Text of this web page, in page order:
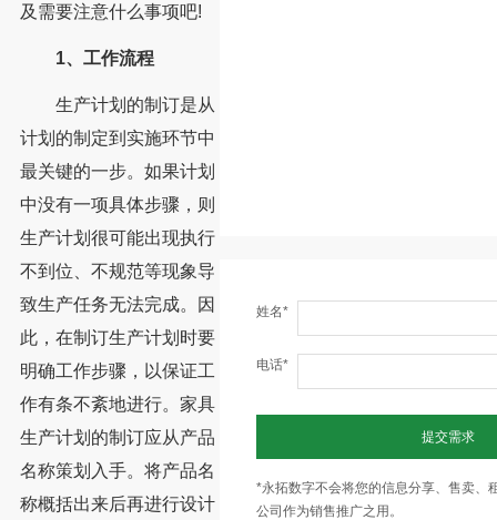
及需要注意什么事项吧!
1、工作流程
生产计划的制订是从
计划的制定到实施环节中
最关键的一步。如果计划
中没有一项具体步骤，则
生产计划很可能出现执行
不到位、不规范等现象导
致生产任务无法完成。因
此，在制订生产计划时要
明确工作步骤，以保证工
作有条不紊地进行。家具
生产计划的制订应从产品
名称策划入手。将产品名
称概括出来后再进行设计
姓名*
电话*
提交需求
*永拓数字不会将您的信息分享、售卖、
公司作为销售推广之用。